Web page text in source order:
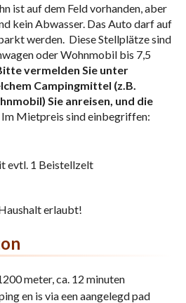
ist auf dem Feld vorhanden, aber
kein Abwasser. Das Auto darf auf
werden. Diese Stellplätze sind
oder Wohnmobil bis 7,5
vermelden Sie unter
Campingmittel (z.B.
Sie anreisen, und die
Im Mietpreis sind einbegriffen:
evtl. 1 Beistellzelt
erlaubt!
meter, ca. 12 minuten
en is via een aangelegd pad